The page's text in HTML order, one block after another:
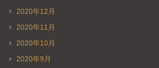
2020年12月
2020年11月
2020年10月
2020年9月